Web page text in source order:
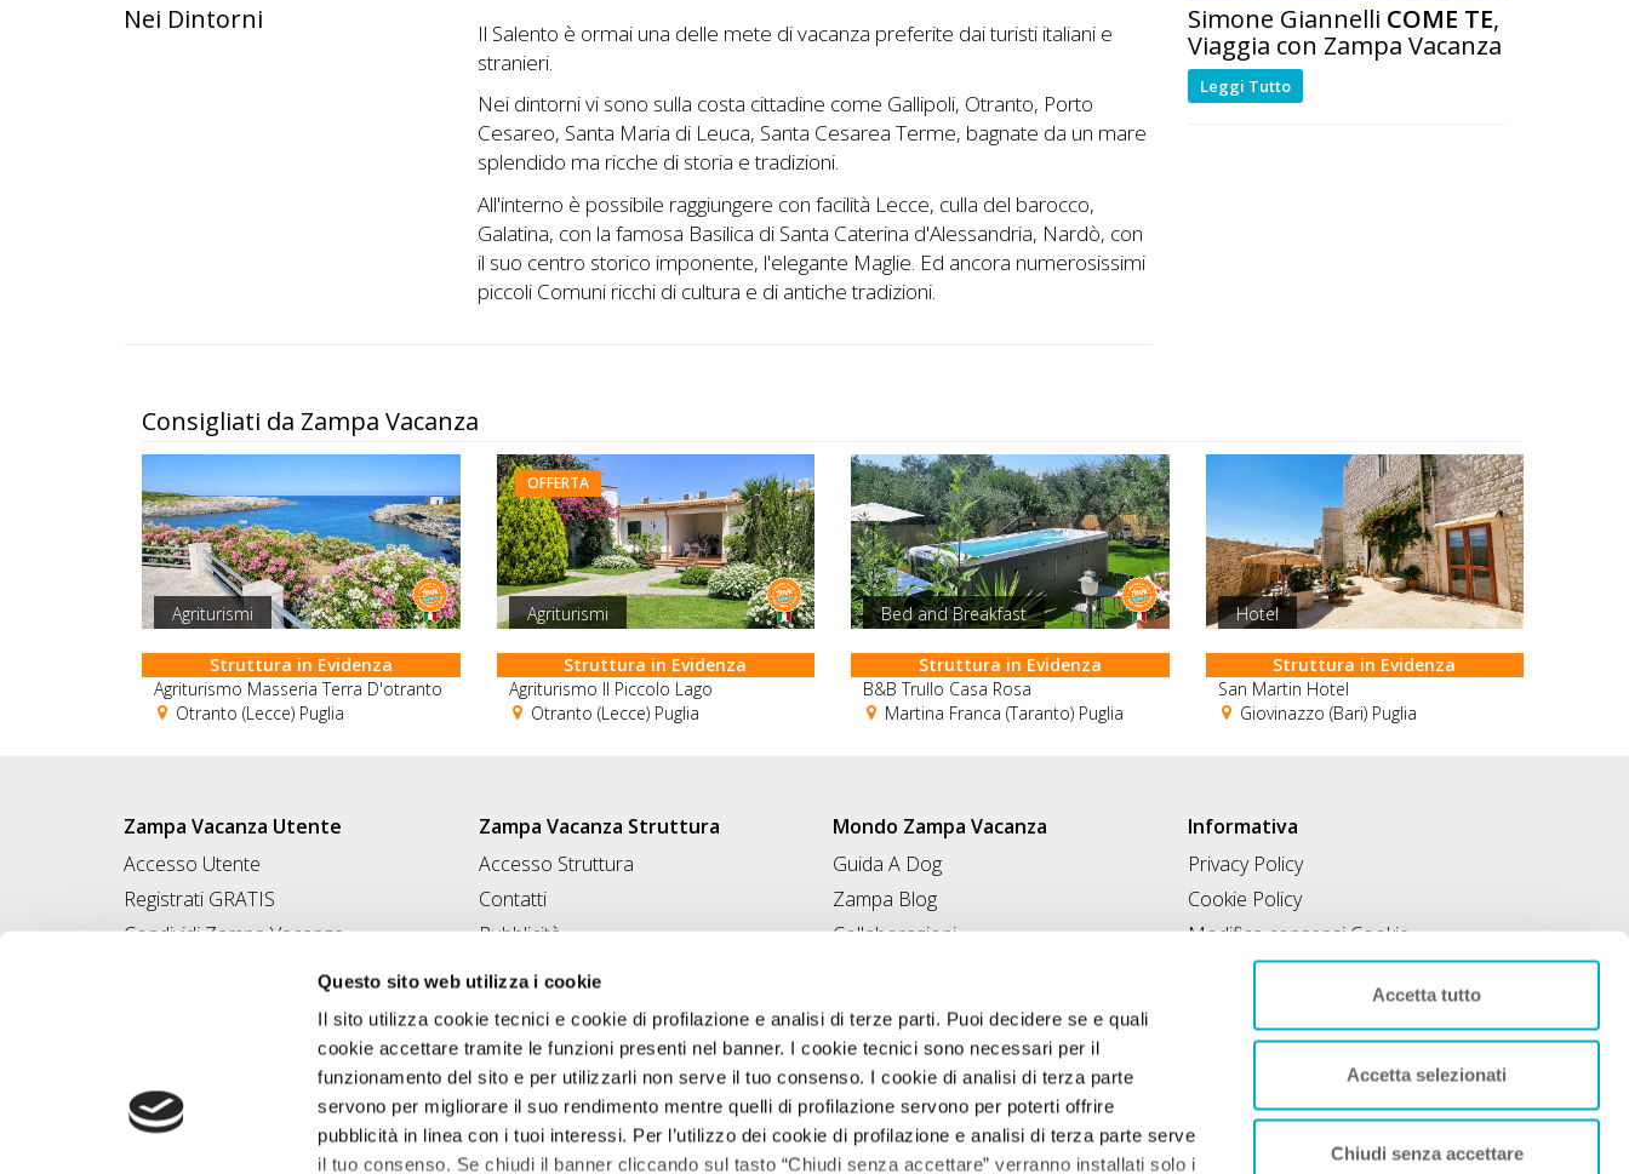
Questo sito web utilizza i cookie
Il sito utilizza cookie tecnici e cookie di profilazione e analisi di terze parti. Puoi decidere se e quali
cookie accettare tramite le funzioni presenti nel banner. I cookie tecnici sono necessari per il
funzionamento del sito e per utilizzarli non serve il tuo consenso. I cookie di analisi di terza parte
servono per migliorare il suo rendimento mentre quelli di profilazione servono per poterti offrire
pubblicità in linea con i tuoi interessi. Per l’utilizzo dei cookie di profilazione e analisi di terza parte serve
il tuo consenso. Se chiudi il banner cliccando sul tasto “Chiudi senza accettare” verranno installati solo i
Accetta tutto
Accetta selezionati
Chiudi senza accettare
Nei Dintorni
Il Salento è ormai una delle mete di vacanza preferite dai turisti italiani e
stranieri.
Nei dintorni vi sono sulla costa cittadine come Gallipoli, Otranto, Porto
Cesareo, Santa Maria di Leuca, Santa Cesarea Terme, bagnate da un mare
splendido ma ricche di storia e tradizioni.
All'interno è possibile raggiungere con facilità Lecce, culla del barocco,
Galatina, con la famosa Basilica di Santa Caterina d'Alessandria, Nardò, con
il suo centro storico imponente, l'elegante Maglie. Ed ancora numerosissimi
piccoli Comuni ricchi di cultura e di antiche tradizioni.
Simone Giannelli COME TE,
Viaggia con Zampa Vacanza
Leggi Tutto
Consigliati da Zampa Vacanza
Agriturismi
Struttura in Evidenza
Agriturismo Masseria Terra D'otranto
Otranto (Lecce) Puglia
OFFERTA
Agriturismi
Struttura in Evidenza
Agriturismo Il Piccolo Lago
Otranto (Lecce) Puglia
Bed and Breakfast
Struttura in Evidenza
B&B Trullo Casa Rosa
Martina Franca (Taranto) Puglia
Hotel
Struttura in Evidenza
San Martin Hotel
Giovinazzo (Bari) Puglia
Zampa Vacanza Utente
Accesso Utente
Registrati GRATIS
Condividi Zampa Vacanza
Campagna Contro l'Abbandono
Zampa Vacanza Struttura
Accesso Struttura
Contatti
Pubblicità
Iscrivi Struttura
Mondo Zampa Vacanza
Guida A Dog
Zampa Blog
Collaborazioni
Informativa
Privacy Policy
Cookie Policy
Modifica consensi Cookie
Condizioni di utilizzo
Contratto di inclusione